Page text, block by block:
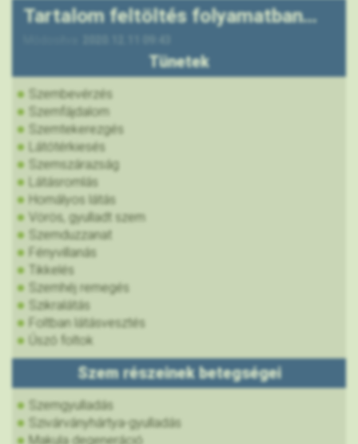
Tartalom feltöltés folyamatban...
Tünetek
Szembevérzés
Szemfájdalom
Szemtekerezgés
Látótérkiesés
Szemszárazság
Látásromlás
Homályos látás
Vörös, gyulladt szem
Szemduzzanat
Fényvillanás
Tikkelés
Szemhéj remegés
Szikralátás
Foltban látásvesztés
Úszó foltok
Szem részeinek betegségei
Szemgyulladás
Szivárványhártya-gyulladás
Makula degeneráció